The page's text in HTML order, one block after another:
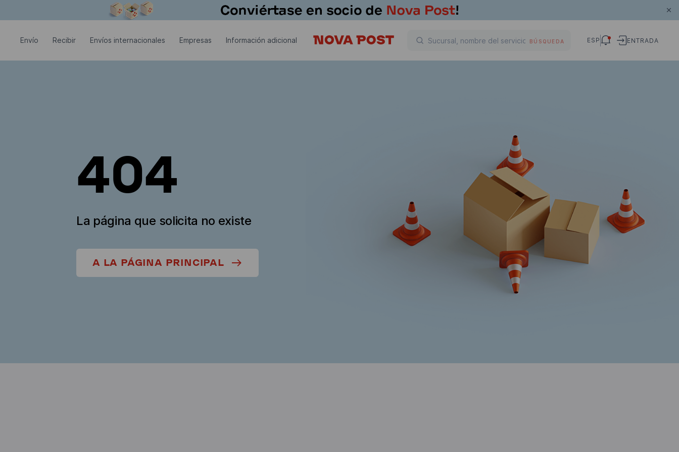
Envío Recibir Envíos internacionales Empresas Información adicional BÚSQUEDA ESP ENTRADA
404
La página que solicita no existe
A LA PÁGINA PRINCIPAL
La ventana modal está abierta